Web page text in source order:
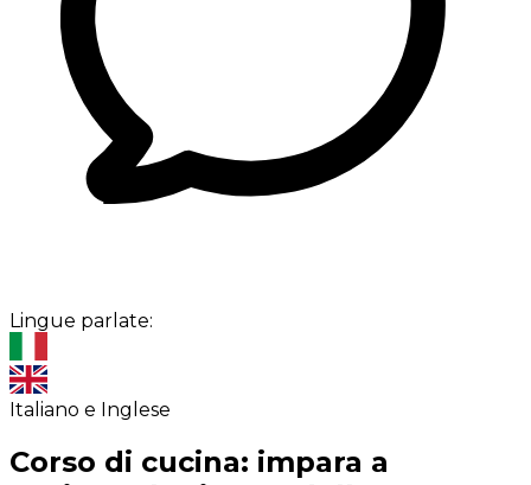
Lingue parlate:
Italiano e Inglese
Corso di cucina: impara a